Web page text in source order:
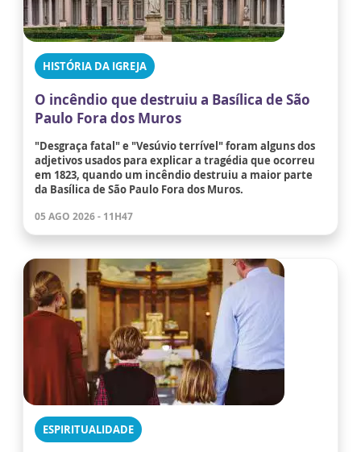
HISTÓRIA DA IGREJA
O incêndio que destruiu a Basílica de São
Paulo Fora dos Muros
"Desgraça fatal" e "Vesúvio terrível" foram alguns dos
adjetivos usados para explicar a tragédia que ocorreu
em 1823, quando um incêndio destruiu a maior parte
da Basílica de São Paulo Fora dos Muros.
05 AGO 2026 - 11H47
ESPIRITUALIDADE